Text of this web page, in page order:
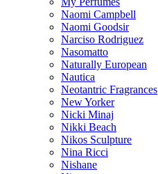
Naomi Campbell
Naomi Goodsir
Narciso Rodriguez
Nasomatto
Naturally European
Nautica
Neotantric Fragrances
New Yorker
Nicki Minaj
Nikki Beach
Nikos Sculpture
Nina Ricci
Nishane